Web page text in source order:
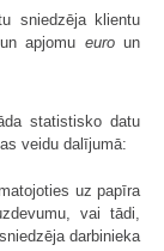
sniedzēja klientu
apjomu euroun
statistisko datu
veidu dalījumā:
uz papīra
vai tādi,
darbinieka